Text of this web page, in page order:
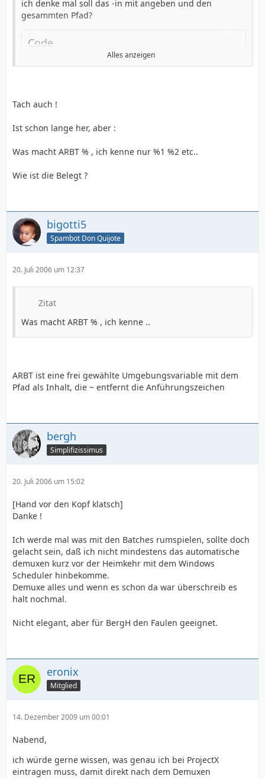
ich denke mal soll das -in mit angeben und den
gesammten Pfad?
Code
for %%a in (*.mpg *.m2p *.vob *.ts) do
sauber Batch schreiben!
------------------------------------------------------------
EDIT: die projectx_batch.cmd in den Pfad von ProjectX
kopieren, wo auch die projectx.jar ist. Diese Einträge
Code
PAUSE
Alles anzeigen
Tach auch !
Ist schon lange her, aber :
Was macht ARBT % , ich kenne nur %1 %2 etc..
Wie ist die Belegt ?
bigotti5
Spambot Don Quijote
20. Juli 2006 um 12:37
Zitat
Was macht ARBT % , ich kenne ..
ARBT ist eine frei gewählte Umgebungsvariable mit dem
Pfad als Inhalt, die ~ entfernt die Anführungszeichen
bergh
Simplifizissimus
20. Juli 2006 um 15:02
[Hand vor den Kopf klatsch]
Danke !
Ich werde mal was mit den Batches rumspielen, sollte doch
gelacht sein, daß ich nicht mindestens das automatische
demuxen kurz vor der Heimkehr mit dem Windows
Scheduler hinbekomme.
Demuxe alles und wenn es schon da war überschreib es
halt nochmal.
Nicht elegant, aber für BergH den Faulen geeignet.
eronix
Mitglied
14. Dezember 2009 um 00:01
Nabend,
ich würde gerne wissen, was genau ich bei ProjectX
eintragen muss, damit direkt nach dem Demuxen